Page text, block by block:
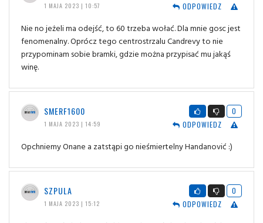
1 MAJA 2023 | 10:57
ODPOWIEDZ
Nie no jeżeli ma odejść, to 60 trzeba wołać. Dla mnie gosc jest
fenomenalny. Oprócz tego centrostrzalu Candrevy to nie
przypominam sobie bramki, gdzie można przypisać mu jakąś
winę.
SMERF1600
1 MAJA 2023 | 14:59
0
ODPOWIEDZ
Opchniemy Onane a zatstąpi go nieśmiertelny Handanović :)
SZPULA
1 MAJA 2023 | 15:12
0
ODPOWIEDZ